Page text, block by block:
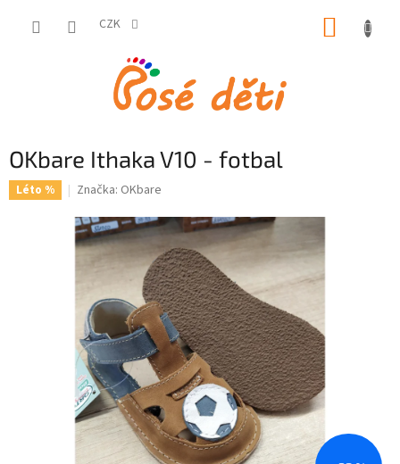
CZK
OKbare Ithaka V10 - fotbal
Léto % Značka: OKbare